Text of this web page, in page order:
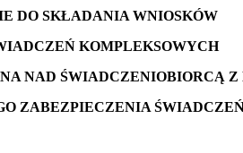
DO SKŁADANIA WNIOSKÓW
KOMPLEKSOWYCH
NAD ŚWIADCZENIOBIORCĄ
ZABEZPIECZENIA